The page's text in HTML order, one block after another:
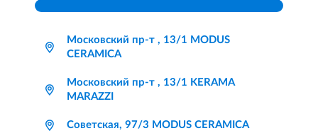
Московский пр-т , 13/1 MODUS
CERAMICA
Московский пр-т , 13/1 KERAMA
MARAZZI
Советская, 97/3 MODUS CERAMICA